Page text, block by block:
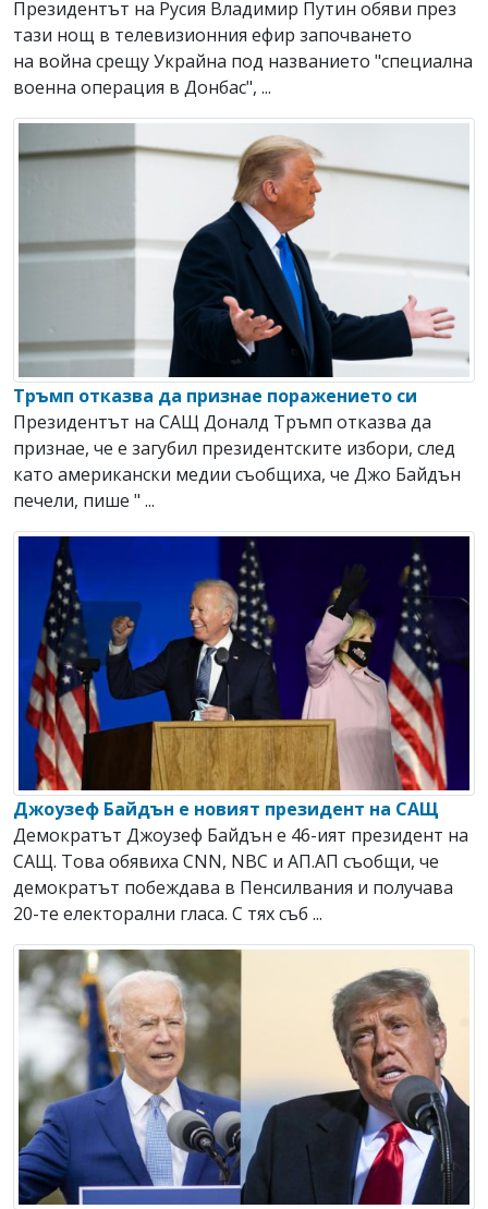
Президентът на Русия Владимир Путин обяви през
тази нощ в телевизионния ефир започването
на война срещу Украйна под названието "специална
военна операция в Донбас", ...
Тръмп отказва да признае поражението си
Президентът на САЩ Доналд Тръмп отказва да
признае, че е загубил президентските избори, след
като американски медии съобщиха, че Джо Байдън
печели, пише " ...
Джоузеф Байдън е новият президент на САЩ
Демократът Джоузеф Байдън е 46-ият президент на
САЩ. Това обявиха CNN, NBC и АП.АП съобщи, че
демократът побеждава в Пенсилвания и получава
20-те електорални гласа. С тях съб ...